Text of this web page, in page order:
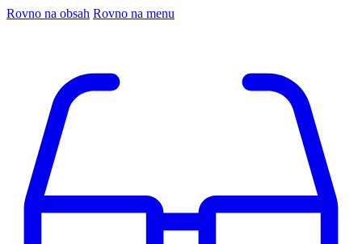
Rovno na obsah Rovno na menu